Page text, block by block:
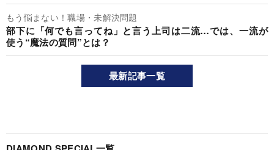
もう悩まない！職場・未解決問題
部下に「何でも言ってね」と言う上司は二流…では、一流が
使う“魔法の質問”とは？
最新記事一覧